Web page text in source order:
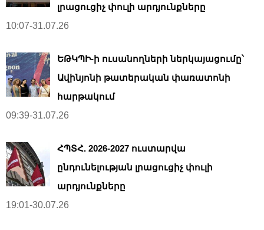
լրացուցիչ փուլի արդյունքները
10:07-31.07.26
ԵԹԿՊԻ-ի ուսանողների ներկայացումը՝
Ավինյոնի թատերական փառատոնի
հարթակում
09:39-31.07.26
ՀՊՏՀ. 2026-2027 ուստարվա
ընդունելության լրացուցիչ փուլի
արդյունքները
19:01-30.07.26